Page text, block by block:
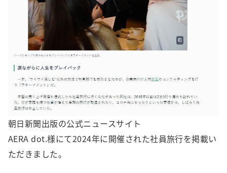
朝日新聞出版の公式ニュースサイト
AERA dot.様にて2024年に開催された社員旅行を掲載い
ただきました。